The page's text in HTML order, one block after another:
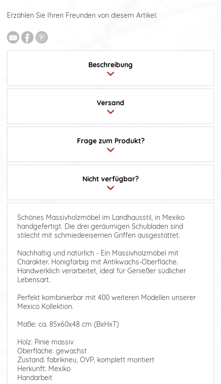
Erzählen Sie Ihren Freunden von diesem Artikel:
Beschreibung
Frage zum Produkt?
Versand
Nicht verfügbar?
Schönes Massivholzmöbel im Landhausstil, in Mexiko
handgefertigt. Die drei geräumigen Schubladen sind
stilecht mit schmiedeeisernen Griffen ausgestattet.
Nachhaltig und natürlich - Ein Massivholzmöbel mit
Charakter. Honigfarbig mit Antikwachs-Oberfläche.
Handwerklich verarbeitet, ideal für Genießer südlicher
Lebensart.
Perfekt kombinierbar mit 400 weiteren Modellen unserer
Mexico Kollektion.
Maße: ca. 85x60x48 cm (BxHxT)
Holz: Pinie massiv
Oberfläche: gewachst
Zustand: fabrikneu, OVP, komplett montiert
Herkunft: Mexiko
Handarbeit